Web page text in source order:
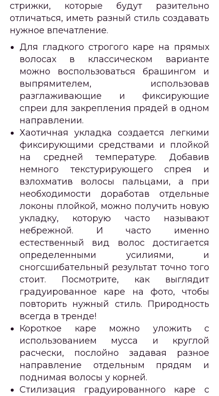
стрижки, которые будут разительно
отличаться, иметь разный стиль создавать
нужное впечатление.
Для гладкого строгого каре на прямых
волосах в классическом варианте
можно воспользоваться брашингом и
выпрямителем, использовав
разглаживающие и фиксирующие
спреи для закрепления прядей в одном
направлении.
Хаотичная укладка создается легкими
фиксирующими средствами и плойкой
на средней температуре. Добавив
немного текстурирующего спрея и
взлохматив волосы пальцами, а при
необходимости доработав отдельные
локоны плойкой, можно получить новую
укладку, которую часто называют
небрежной. И часто именно
естественный вид волос достигается
определенными усилиями, и
сногсшибательный результат точно того
стоит. Посмотрите, как выглядит
градуированное каре на фото, чтобы
повторить нужный стиль. Природность
всегда в тренде!
Короткое каре можно уложить с
использованием мусса и круглой
расчески, послойно задавая разное
направление отдельным прядям и
поднимая волосы у корней.
Стилизация градуированного каре с